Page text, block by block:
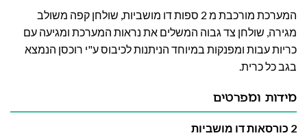
המערכת מורכבת מ 2 ספות דו מושביות, שולחן קפה משולב
מגירה, שולחן צד גבוה המשלים את נראות המערכת ומגיעה עם
כריות עבות ומפנקות במיוחד הניתנות לכיבוס ע"י רוכסן הנמצא
בגב כל כרית.
מידות ומפרטים
2 כורסאות דו מושביות